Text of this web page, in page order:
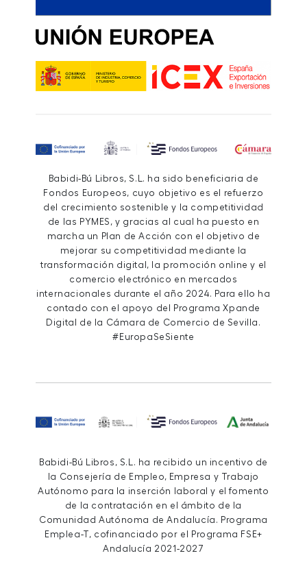
Babidi-Bú Libros, S.L. ha sido beneficiaria de
Fondos Europeos, cuyo objetivo es el refuerzo
del crecimiento sostenible y la competitividad
de las PYMES, y gracias al cual ha puesto en
marcha un Plan de Acción con el objetivo de
mejorar su competitividad mediante la
transformación digital, la promoción online y el
comercio electrónico en mercados
internacionales durante el año 2024. Para ello ha
contado con el apoyo del Programa Xpande
Digital de la Cámara de Comercio de Sevilla.
#EuropaSeSiente
Babidi-Bú Libros, S.L. ha recibido un incentivo de
la Consejería de Empleo, Empresa y Trabajo
Autónomo para la inserción laboral y el fomento
de la contratación en el ámbito de la
Comunidad Autónoma de Andalucía. Programa
Emplea-T, cofinanciado por el Programa FSE+
Andalucía 2021-2027